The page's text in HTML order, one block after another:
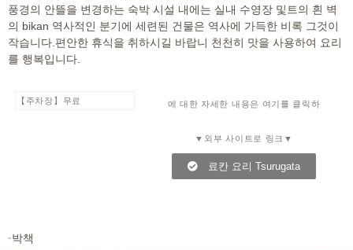
풍경의 안뜰을 변경하는 숙박 시설 내에는 실내 수영장 및트의 흰 벽
의 bikan 역사적인 분기에 세련된 건물은 역사에 가득한 비록 그것이
작습니다.편안한 휴식을 취하시길 바랍니 천천히 맛을 사용하여 요리
를 행복입니다.
【주차장】무료 에 대한 자세한 내용은 여기를 클릭하
▼외부 사이트로 링크▼
료칸 요리 Tsurugata
-박책